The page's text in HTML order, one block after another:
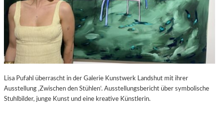
L
T
U
R
-
B
O
G
K
Z
U
P
E
D
O
A
L
Lisa Pufahl überrascht in der Galerie Kunstwerk Landshut mit ihrer
Ausstellung ‚Zwischen den Stühlen‘. Ausstellungsbericht über symbolische
Stuhlbilder, junge Kunst und eine kreative Künstlerin.